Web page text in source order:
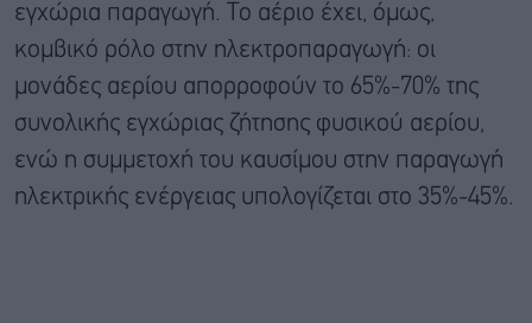
εγχώρια παραγωγή. Το αέριο έχει, όμως,
κομβικό ρόλο στην ηλεκτροπαραγωγή: οι
μονάδες αερίου απορροφούν το 65%-70% της
συνολικής εγχώριας ζήτησης φυσικού αερίου,
ενώ η συμμετοχή του καυσίμου στην παραγωγή
ηλεκτρικής ενέργειας υπολογίζεται στο 35%-45%.